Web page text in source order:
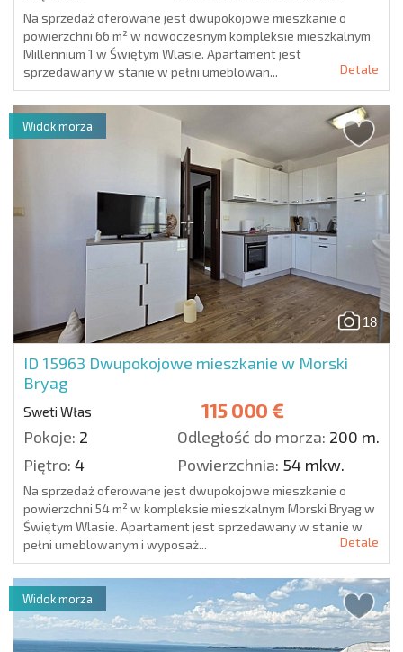
Na sprzedaż oferowane jest dwupokojowe mieszkanie o
powierzchni 66 m² w nowoczesnym kompleksie mieszkalnym
Millennium 1 w Świętym Wlasie. Apartament jest
sprzedawany w stanie w pełni umeblowan...
Detale
18
ID 15963 Dwupokojowe mieszkanie w Morski
Bryag
Sweti Włas 115 000 €
Pokoje: 2 Odległość do morza: 200 m.
Piętro: 4 Powierzchnia: 54 mkw.
Widok morza
Na sprzedaż oferowane jest dwupokojowe mieszkanie o
powierzchni 54 m² w kompleksie mieszkalnym Morski Bryag w
Świętym Wlasie. Apartament jest sprzedawany w stanie w
pełni umeblowanym i wyposaż...
Detale
Widok morza